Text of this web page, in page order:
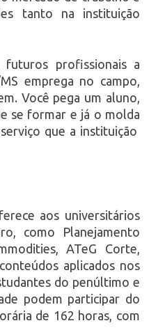
tanto na instituição
futuros profissionais a
emprega no campo,
Você pega um aluno,
se formar e já o molda
que a instituição
aos universitários
como Planejamento
ATeG Corte,
aplicados nos
do penúltimo e
podem participar do
de 162 horas, com